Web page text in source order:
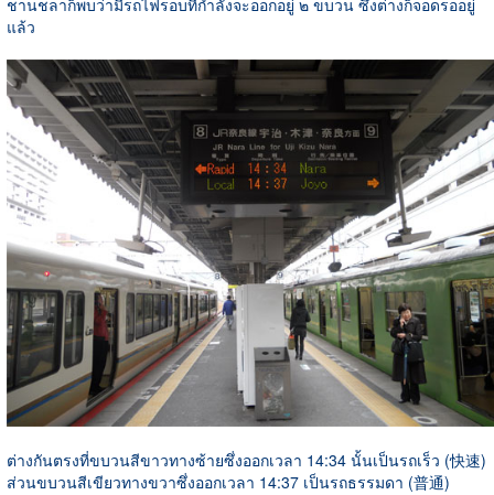
แล้ว
ต่างกันตรงที่ขบวนสีขาวทางซ้ายซึ่งออกเวลา 14:34 นั้นเป็นรถเร็ว (快速)
ส่วนขบวนสีเขียวทางขวาซึ่งออกเวลา 14:37 เป็นรถธรรมดา (普通)